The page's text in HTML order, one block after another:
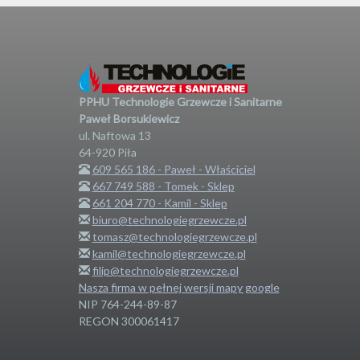
PPHU Technologie Grzewcze i Sanitarne
Paweł Borsukiewicz
ul. Naftowa 13
64-920 Piła
609 565 186 - Paweł - Właściciel
667 749 588 - Tomek - Sklep
661 204 770 - Kamil - Sklep
biuro@technologiegrzewcze.pl
tomasz@technologiegrzewcze.pl
kamil@technologiegrzewcze.pl
filip@technologiegrzewcze.pl
Nasza firma w pełnej wersji mapy google
NIP 764-244-89-87
REGON 300061417